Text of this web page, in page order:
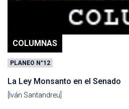
COLUMNAS
PLANEO N°12
La Ley Monsanto en el Senado
[Iván Santandreu]